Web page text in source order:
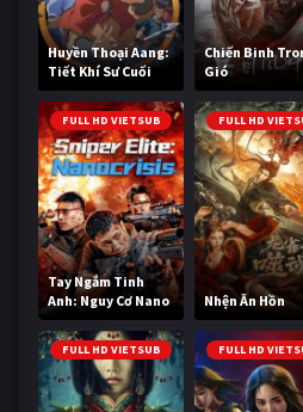
Huyền Thoại Aang:
Tiết Khí Sư Cuối
Cùng
Chiến Binh
Gió
FULL HD VIETSUB
Tay Ngắm Tinh
Anh: Nguy Cơ Nano
FULL HD
Nhện Ăn Hồn
FULL HD VIETSUB FULL HD